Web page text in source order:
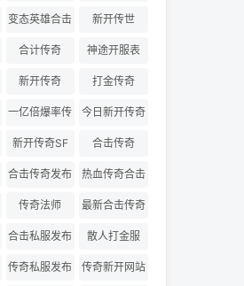
变态英雄合击 新开传世
合计传奇 神途开服表
新开传奇 打金传奇
一亿倍爆率传
奇
今日新开传奇
三私服
新开传奇SF 合击传奇
合击传奇发布
网
热血传奇合击
版
传奇法师
最新合击传奇
私服
合击私服发布
网
散人打金服
传奇私服发布
传奇新开网站